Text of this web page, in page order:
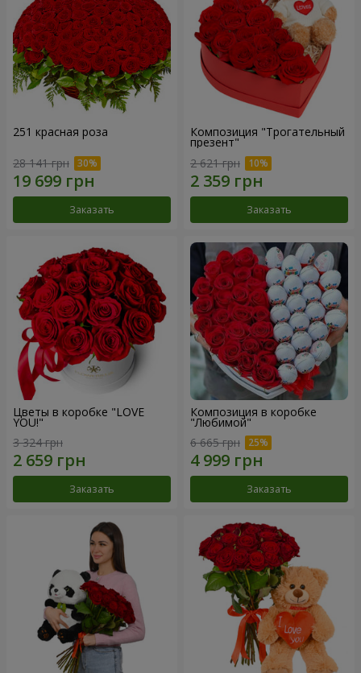
251 красная роза
28 141 грн
Заказать
Композиция "Трогательный
презент"
2 621 грн
Заказать
Цветы в коробке "LOVE
YOU!"
3 324 грн
Заказать
Композиция в коробке
"Любимой"
6 665 грн
Заказать